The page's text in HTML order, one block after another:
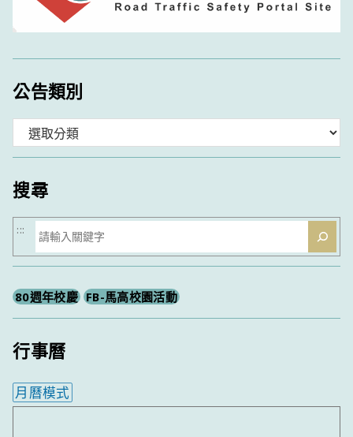
公告類別
類
搜尋
搜
尋
:::
80週年校慶 FB-馬高校園活動
行事曆
月曆模式